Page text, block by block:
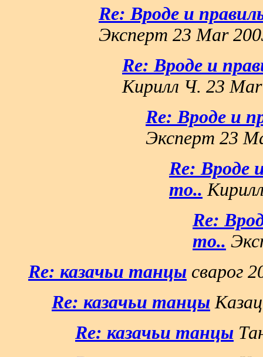
Re: Вроде и
Эксперт 23 Mar
Re: Вроде и
Кирилл Ч. 23
Re: Вроде и
Эксперт 23
Re: Вроде
то..
Re:
то..
Re: казачьи танцы сварог
Re: казачьи танцы
Re: казачьи танцы